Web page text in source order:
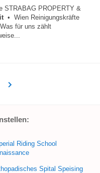
STRABAG PROPERTY &
• Wien Reinigungskräfte
für uns zählt
Riding School
Spital Speising